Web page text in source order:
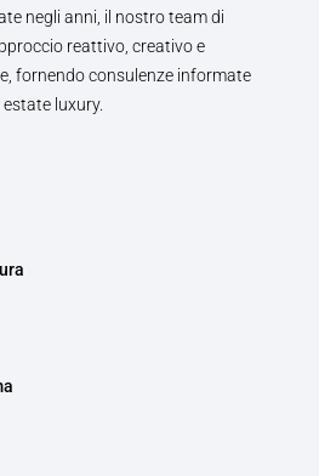
negli anni, il nostro team di
reattivo, creativo e
fornendo consulenze informate
luxury.